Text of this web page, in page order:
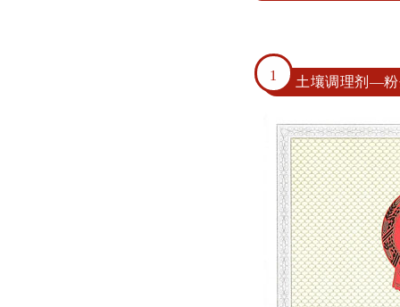
1 土壤调理剂—